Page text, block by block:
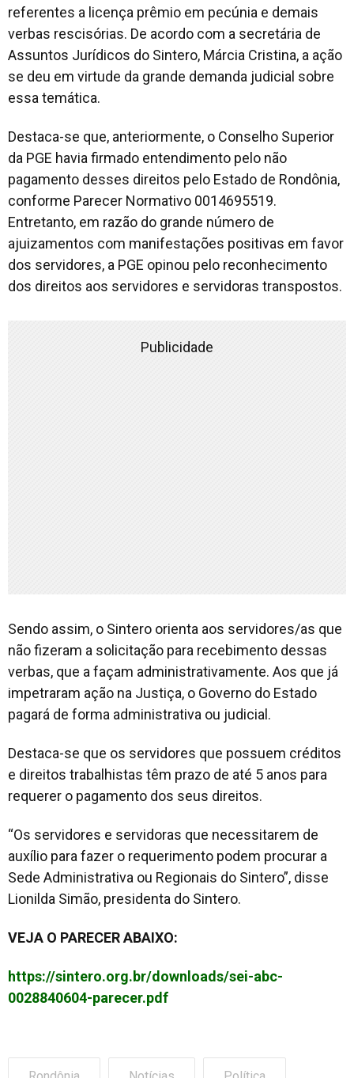
referentes a licença prêmio em pecúnia e demais
verbas rescisórias. De acordo com a secretária de
Assuntos Jurídicos do Sintero, Márcia Cristina, a ação
se deu em virtude da grande demanda judicial sobre
essa temática.
Destaca-se que, anteriormente, o Conselho Superior
da PGE havia firmado entendimento pelo não
pagamento desses direitos pelo Estado de Rondônia,
conforme Parecer Normativo 0014695519.
Entretanto, em razão do grande número de
ajuizamentos com manifestações positivas em favor
dos servidores, a PGE opinou pelo reconhecimento
dos direitos aos servidores e servidoras transpostos.
Publicidade
Sendo assim, o Sintero orienta aos servidores/as que
não fizeram a solicitação para recebimento dessas
verbas, que a façam administrativamente. Aos que já
impetraram ação na Justiça, o Governo do Estado
pagará de forma administrativa ou judicial.
Destaca-se que os servidores que possuem créditos
e direitos trabalhistas têm prazo de até 5 anos para
requerer o pagamento dos seus direitos.
“Os servidores e servidoras que necessitarem de
auxílio para fazer o requerimento podem procurar a
Sede Administrativa ou Regionais do Sintero”, disse
Lionilda Simão, presidenta do Sintero.
VEJA O PARECER ABAIXO:
https://sintero.org.br/downloads/sei-abc-
0028840604-parecer.pdf